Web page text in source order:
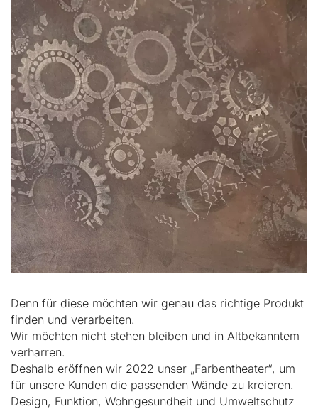
Denn für diese möchten wir genau das richtige Produkt
finden und verarbeiten.
Wir möchten nicht stehen bleiben und in Altbekanntem
verharren.
Deshalb eröffnen wir 2022 unser „Farbentheater“, um
für unsere Kunden die passenden Wände zu kreieren.
Design, Funktion, Wohngesundheit und Umweltschutz